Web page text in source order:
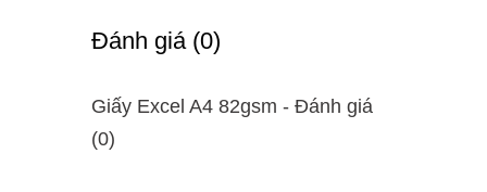
Ðánh giá (0)
Giấy Excel A4 82gsm - Ðánh giá
(0)